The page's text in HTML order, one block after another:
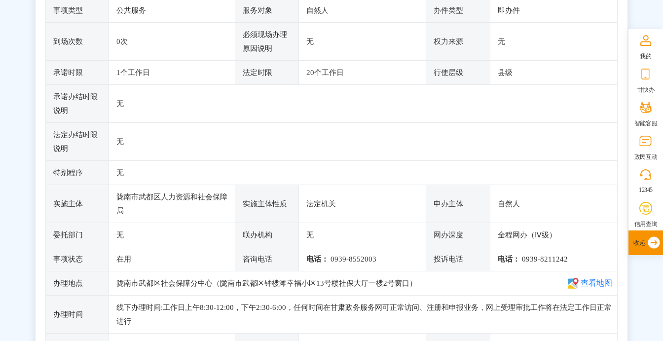
事项类型 公共服务 服务对象 自然人 办件类型 即办件
到场次数 0次
必须现场办理
原因说明
无 权力来源 无
承诺时限 1个工作日 法定时限 20个工作日 行使层级 县级
承诺办结时限
说明
无
法定办结时限
说明
无
特别程序 无
实施主体
陇南市武都区人力资源和社会保障
局
实施主体性质 法定机关 申办主体 自然人
委托部门 无 联办机构 无 网办深度 全程网办（Ⅳ级）
事项状态 在用 咨询电话 电话： 0939-8552003 投诉电话 电话： 0939-8211242
办理地点 陇南市武都区社会保障分中心（陇南市武都区钟楼滩幸福小区13号楼社保大厅一楼2号窗口） 查看地图
办理时间
线下办理时间:工作日上午8:30-12:00，下午2:30-6:00，任何时间在甘肃政务服务网可正常访问、注册和申报业务，网上受理审批工作将在法定工作日正常
进行
我的
甘快办
智能客服
政民互动
12345
信用查询
收起